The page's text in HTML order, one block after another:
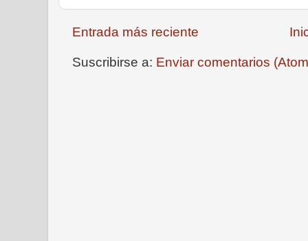
Entrada más reciente
Suscribirse a: Enviar comentarios